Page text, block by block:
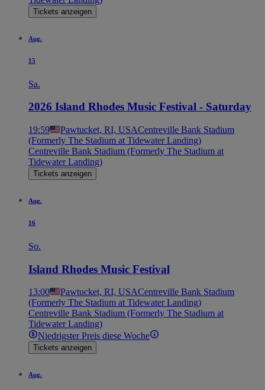
Tickets anzeigen
Aug.
15
Sa.
2026 Island Rhodes Music Festival - Saturday
19:59 Pawtucket, RI, USACentreville Bank Stadium
(Formerly The Stadium at Tidewater Landing)
Centreville Bank Stadium (Formerly The Stadium at
Tidewater Landing)
Tickets anzeigen
Aug.
16
So.
Island Rhodes Music Festival
13:00 Pawtucket, RI, USACentreville Bank Stadium
(Formerly The Stadium at Tidewater Landing)
Centreville Bank Stadium (Formerly The Stadium at
Tidewater Landing)
Niedrigster Preis diese Woche
Tickets anzeigen
Aug.